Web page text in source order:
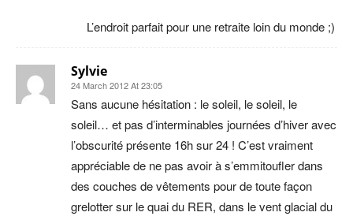
L’endroit parfait pour une retraite loin du monde ;)
Sylvie
24 March 2012 At 23:05
Sans aucune hésitation : le soleil, le soleil, le
soleil… et pas d’interminables journées d’hiver avec
l’obscurité présente 16h sur 24 ! C’est vraiment
appréciable de ne pas avoir à s’emmitoufler dans
des couches de vêtements pour de toute façon
grelotter sur le quai du RER, dans le vent glacial du